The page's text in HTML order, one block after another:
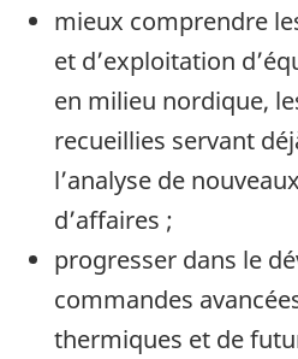
mieux comprendre
et d’exploitation
en milieu nordique,
recueillies servant
l’analyse de
d’affaires ;
progresser dans le
commandes
thermiques et de